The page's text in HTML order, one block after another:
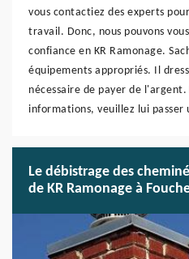
vous contactiez des experts
travail. Donc, nous pouvons
confiance en KR Ramonage.
équipements appropriés. Il
nécessaire de payer de
informations, veuillez lui passer
Le débistrage des
de KR Ramonage à